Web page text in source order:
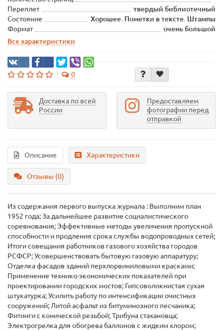
Переплет
твердый библиотечный
Состояние
Хорошее. Пометки в тексте. Штампы
Формат
очень большой
Все характеристики
0
Доставка по всей
России
Предоставляем
фотографии перед
отправкой
Описание Характеристики
Отзывы (0)
Из содержания первого выпуска журнала : Выполним план
1952 года; За дальнейшее развитие социалистического
соревнования; Эффективные методы увеличения пропускной
способности и продления срока службы водопроводных сетей;
Итоги совещания работников газового хозяйства городов
РСФСР; Усовершенствовать бытовую газовую аппаратуру;
Отделка фасадов зданий перхлорвиниловыми красками;
Применение технико-экономических показателей при
проектировании городских мостов; Гипсоволокнистая сухая
штукатурка; Усилить работу по интенсификации очистных
сооружений; Литой асфальт из битуминозного песчаника;
Фитинги с конической резьбой; Трибуна стахановца;
Электрогрелка для обогрева баллонов с жидким хлором;